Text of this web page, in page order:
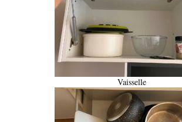
Vaisselle